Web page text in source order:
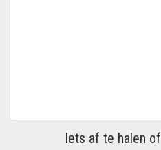
Iets af te halen